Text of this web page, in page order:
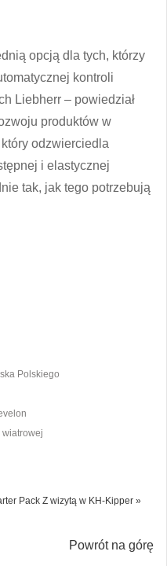
opcją dla tych, którzy
kontroli
Liebherr – powiedział
produktów w
odzwierciedla
i elastycznej
tak, jak tego potrzebują
Polskiego
wiatrowej
Pack Z wizytą w KH-Kipper »
Powrót na górę